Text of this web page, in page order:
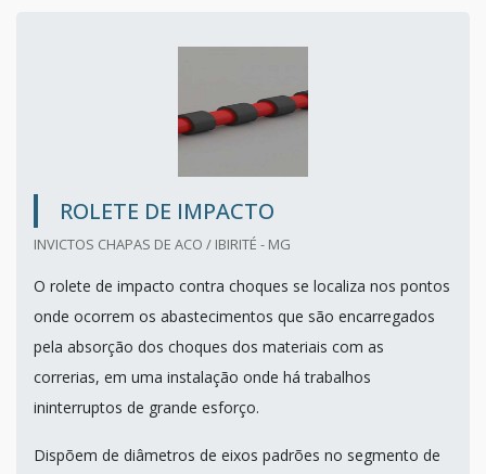
ROLETE DE IMPACTO
INVICTOS CHAPAS DE ACO / IBIRITÉ - MG
O rolete de impacto contra choques se localiza nos pontos
onde ocorrem os abastecimentos que são encarregados
pela absorção dos choques dos materiais com as
correrias, em uma instalação onde há trabalhos
ininterruptos de grande esforço.
Dispõem de diâmetros de eixos padrões no segmento de